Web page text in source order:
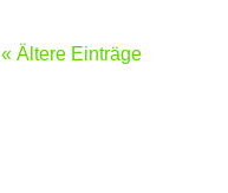
« Ältere Einträge